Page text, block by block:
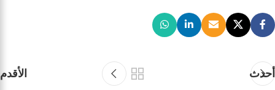
أحدث الأقدم